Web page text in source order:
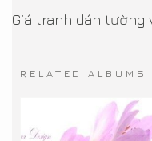
Giá tranh dán tường
RELATED ALBUMS